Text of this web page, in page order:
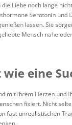
Liebe noch lange
Serotonin und
lassen. Sie
Mensch nahe
wie eine
mit ihrem Herzen und
fixiert. Nicht
fast unrealistischen